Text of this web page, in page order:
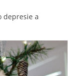
depresie a